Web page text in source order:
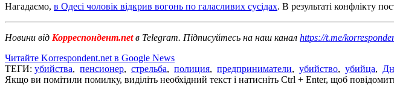
Нагадаємо, в Одесі чоловік відкрив вогонь по галасливих сусідах. В результаті конфлікту
Новини від Корреспондент.netв Telegram. Підписуйтесь на наш канал https://t.me/
Читайте Korrespondent.net в Google News
ТЕГИ: убийства, пенсионер, стрельба, полиция, предприниматели, убийство, убийца,
Якщо ви помітили помилку, виділіть необхідний текст і натисніть Ctrl + Enter, щоб